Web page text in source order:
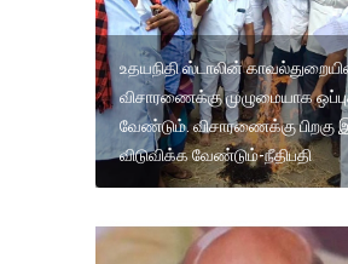
உதயநிதி ஸ்டாலின்
விசாரணைக்கு முழுமையாக
வேண்டும். விசாரணைக்கு பிறகு
விடுவிக்க வேண்டும்-நீதிபதி